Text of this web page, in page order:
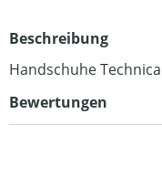
Beschreibung
Handschuhe
Bewertungen